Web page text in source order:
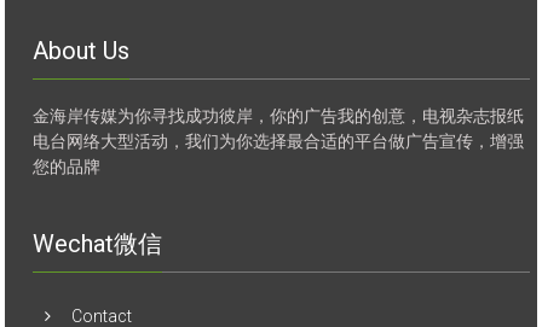
About Us
金海岸传媒为你寻找成功彼岸，你的广告我的创意，电视杂志报纸
电台网络大型活动，我们为你选择最合适的平台做广告宣传，增强
您的品牌
Wechat微信
Contact